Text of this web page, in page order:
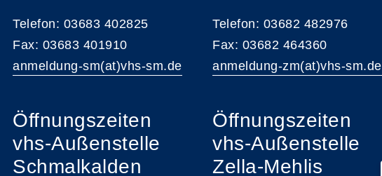
Telefon: 03683 402825
Fax: 03683 401910
anmeldung-sm(at)vhs-sm.de
Telefon: 03682 482976
Fax: 03682 464360
anmeldung-zm(at)vhs-sm.de
Öffnungszeiten
vhs-Außenstelle
Schmalkalden
Öffnungszeiten
vhs-Außenstelle
Zella-Mehlis